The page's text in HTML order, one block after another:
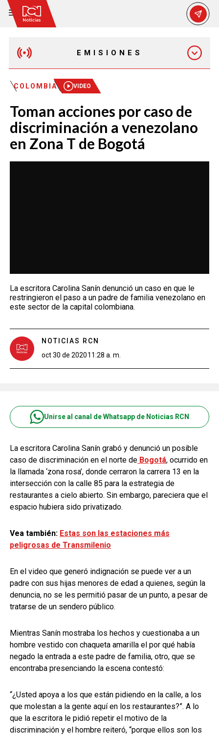
EMISIONES
MAÑANA EXPRESS
EMISIÓN 12:30 PM
EMISIÓN 7:00 PM
COLOMBIA VIDEO
Toman acciones por caso de
discriminación a venezolano
en Zona T de Bogotá
La escritora Carolina Sanín denunció un caso en que le
restringieron el paso a un padre de familia venezolano en
este sector de la capital colombiana.
NOTICIAS RCN
oct 30 de 202011:28 a. m.
Unirse al canal de Whatsapp de Noticias RCN
La escritora Carolina Sanín grabó y denunció un posible
caso de discriminación en el norte de Bogotá, ocurrido en
la llamada ‘zona rosa’, donde cerraron la carrera 13 en la
intersección con la calle 85 para la estrategia de
restaurantes a cielo abierto. Sin embargo, pareciera que el
espacio hubiera sido privatizado.
Vea también: Estas son las estaciones más
peligrosas de Transmilenio
En el video que generó indignación se puede ver a un
padre con sus hijas menores de edad a quienes, según la
denuncia, no se les permitió pasar de un punto, a pesar de
tratarse de un sendero público.
Mientras Sanín mostraba los hechos y cuestionaba a un
hombre vestido con chaqueta amarilla el por qué había
negado la entrada a este padre de familia, otro, que se
encontraba presenciando la escena contestó:
“¿Usted apoya a los que están pidiendo en la calle, a los
que molestan a la gente aquí en los restaurantes?”. A lo
que la escritora le pidió repetir el motivo de la
discriminación y el hombre reiteró, “porque ellos son los